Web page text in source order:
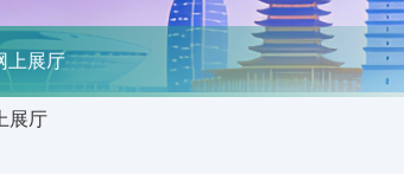
展厅
上展厅